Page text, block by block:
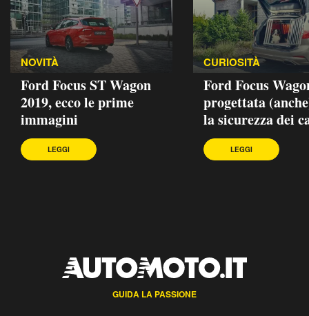
NOVITÀ
Ford Focus ST Wagon
2019, ecco le prime
immagini
LEGGI
CURIOSITÀ
Ford Focus
progettata
la sicurezza dei
LEGGI
GUIDA LA PASSIONE